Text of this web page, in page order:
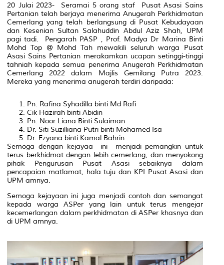
20 Julai 2023- Seramai 5 orang staf Pusat Asasi Sains
Pertanian telah berjaya menerima Anugerah Perkhidmatan
Cemerlang yang telah berlangsung di Pusat Kebudayaan
dan Kesenian Sultan Salahuddin Abdul Aziz Shah, UPM
pagi tadi. Pengarah PASP , Prof. Madya Dr Marina Binti
Mohd Top @ Mohd Tah mewakili seluruh warga Pusat
Asasi Sains Pertanian merakamkan ucapan setinggi-tinggi
tahniah kepada semua penerima Anugerah Perkhidmatan
Cemerlang 2022 dalam Majlis Gemilang Putra 2023.
Mereka yang menerima anugerah terdiri daripada:
Pn. Rafina Syhadilla binti Md Rafi
Cik Hazirah binti Abidin
Pn. Noor Liana Binti Sulaiman
Dr. Siti Suzilliana Putri binti Mohamed Isa
Dr. Ezyana binti Kamal Bahrin
Semoga dengan kejayaa ini menjadi pemangkin untuk
terus berkhidmat dengan lebih cemerlang, dan menyokong
pihak Pengurusan Pusat Asasi sebaiknya dalam
pencapaian matlamat, hala tuju dan KPI Pusat Asasi dan
UPM amnya.
Semoga kejayaan ini juga menjadi contoh dan semangat
kepada warga ASPer yang lain untuk terus mengejar
kecemerlangan dalam perkhidmatan di ASPer khasnya dan
di UPM amnya.